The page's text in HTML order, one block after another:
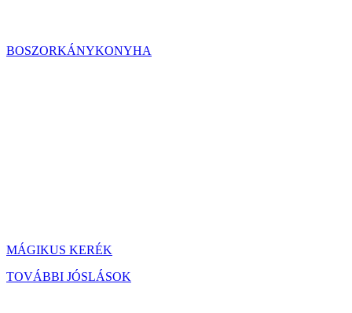
BOSZORKÁNYKONYHA
MÁGIKUS KERÉK
TOVÁBBI JÓSLÁSOK